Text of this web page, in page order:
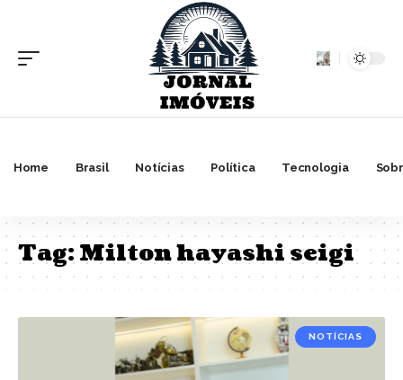
Home Brasil Notícias Política Tecnologia
Tag:Milton hayashi seigi
NOTÍCIAS